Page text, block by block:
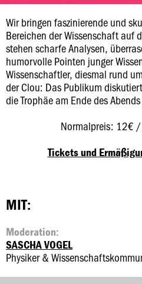
Wir bringen faszinierende und
Bereichen der Wissenschaft auf
stehen scharfe Analysen,
humorvolle Pointen junger
Wissenschaftler, diesmal rund
der Clou: Das Publikum
die Trophäe am Ende des
Normalpreis: 12€
Tickets und
MIT:
Moderation:
SASCHA VOGEL
Physiker &